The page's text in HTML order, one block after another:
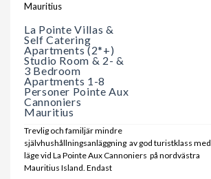
Mauritius
La Pointe Villas &
Self Catering
Apartments (2*+)
Studio Room & 2- &
3 Bedroom
Apartments 1-8
Personer Pointe Aux
Cannoniers
Mauritius
Trevlig och familjär mindre
självhushållningsanläggning av god turistklass med
läge vid La Pointe Aux Cannoniers på nordvästra
Mauritius Island. Endast